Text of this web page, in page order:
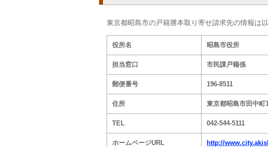
東京都昭島市の戸籍謄本取り寄せ請求先の情報は
役所名 昭島市役所
担当窓口 市民課戸籍係
郵便番号 196-8511
住所 東京都昭島市田中町
TEL 042-544-5111
ホームページURL http://